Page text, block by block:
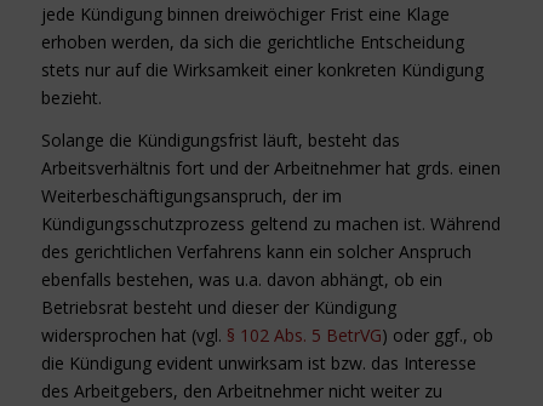
jede Kündigung binnen dreiwöchiger Frist eine Klage
erhoben werden, da sich die gerichtliche Entscheidung
stets nur auf die Wirksamkeit einer konkreten Kündigung
bezieht.
Solange die Kündigungsfrist läuft, besteht das
Arbeitsverhältnis fort und der Arbeitnehmer hat grds. einen
Weiterbeschäftigungsanspruch, der im
Kündigungsschutzprozess geltend zu machen ist. Während
des gerichtlichen Verfahrens kann ein solcher Anspruch
ebenfalls bestehen, was u.a. davon abhängt, ob ein
Betriebsrat besteht und dieser der Kündigung
widersprochen hat (vgl. § 102 Abs. 5 BetrVG) oder ggf., ob
die Kündigung evident unwirksam ist bzw. das Interesse
des Arbeitgebers, den Arbeitnehmer nicht weiter zu